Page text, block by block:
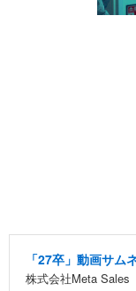
「27卒」動画サ
株式会社Meta Sales